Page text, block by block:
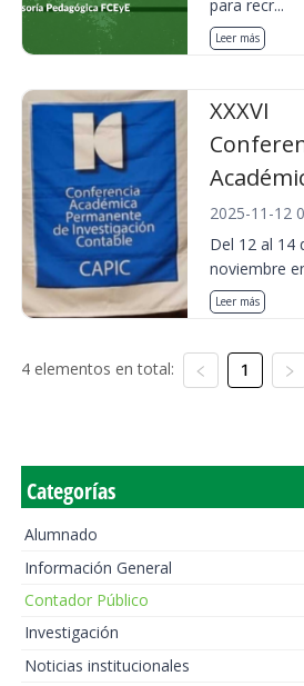
para recr...
Leer más
XXXVI
2025-11-12
Del 12 al 14
noviembre
Leer más
4 elementos en total: 1
Categorías
Alumnado
Información General
Contador Público
Investigación
Noticias institucionales